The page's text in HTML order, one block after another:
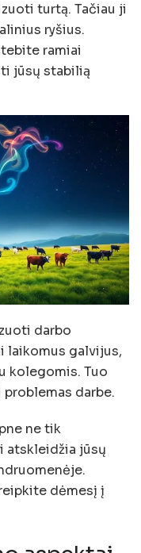
turtą. Tačiau ji
ryšius.
ramiai
jūsų stabilią
darbo
laikomus galvijus,
kolegomis. Tuo
darbe.
ne tik
atskleidžia jūsų
dėmesį į